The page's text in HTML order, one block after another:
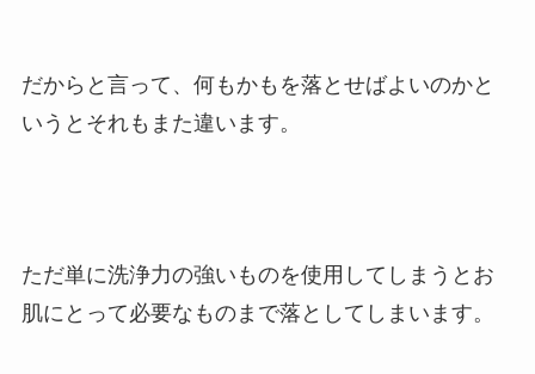
だからと言って、何もかもを落とせばよいのかと
いうとそれもまた違います。
ただ単に洗浄力の強いものを使用してしまうとお
肌にとって必要なものまで落としてしまいます。